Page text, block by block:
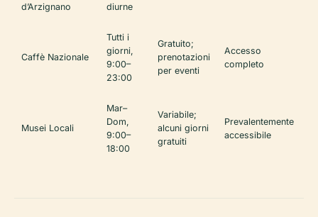
d’Arzignano
diurne
Caffè Nazionale
Tutti i
giorni,
9:00–
23:00
Gratuito;
prenotazioni
per eventi
Accesso
completo
Musei Locali
Mar–
Dom,
9:00–
18:00
Variabile;
alcuni giorni
gratuiti
Prevalentemente
accessibile